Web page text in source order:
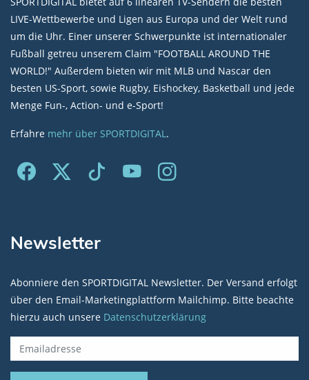
LIVE-Wettbewerbe und Ligen aus Europa und der Welt rund
um die Uhr. Einer unserer Schwerpunkte ist internationaler
Fußball getreu unserem Claim "FOOTBALL AROUND THE
WORLD!" Außerdem bieten wir mit MLB und Nascar den
besten US-Sport, sowie Rugby, Eishockey, Basketball und jede
Menge Fun-, Action- und e-Sport!
Erfahre mehr über SPORTDIGITAL.
Newsletter
Abonniere den SPORTDIGITAL Newsletter. Der Versand erfolgt
über den Email-Marketingplattform Mailchimp. Bitte beachte
hierzu auch unsere Datenschutzerklärung